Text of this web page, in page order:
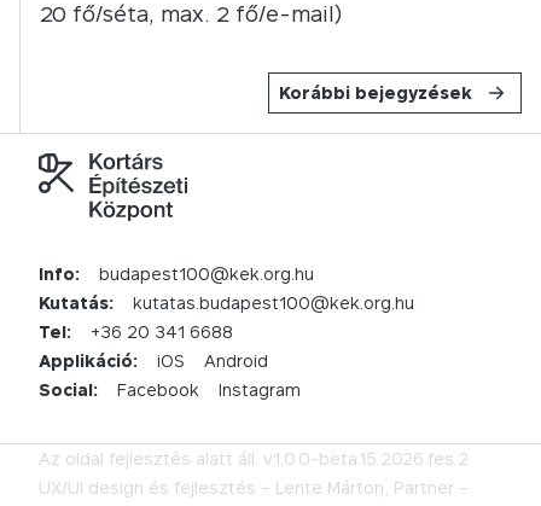
20 fő/séta, max. 2 fő/e-mail)
Korábbi bejegyzések
Info:
budapest100@kek.org.hu
Kutatás:
kutatas.budapest100@kek.org.hu
Tel:
+36 20 341 6688
Applikáció:
iOS
Android
Social:
Facebook Instagram
Az oldal fejlesztés alatt áll. v1.0.0-beta.15.2026.fes.2
UX/UI design és fejlesztés – Lente Márton, Partner –